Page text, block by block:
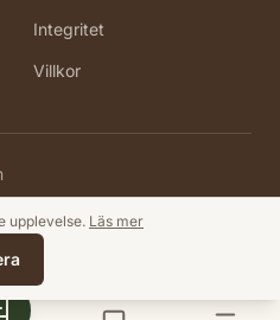
Integritet
Villkor
upplevelse. Läs mer